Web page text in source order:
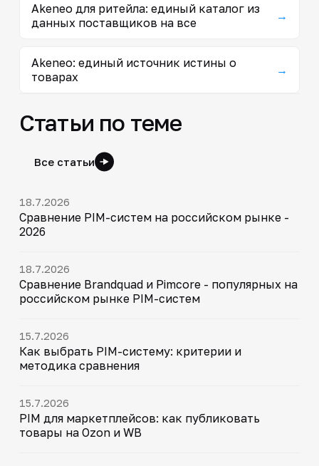
Akeneo для ритейла: единый каталог из
данных поставщиков на все
→
Akeneo: единый источник истины о
товарах
→
Статьи по теме
Все статьи
18.7.2026
Сравнение PIM-систем на российском рынке -
2026
18.7.2026
Сравнение Brandquad и Pimcore - популярных на
российском рынке PIM-систем
15.7.2026
Как выбрать PIM-систему: критерии и
методика сравнения
15.7.2026
PIM для маркетплейсов: как публиковать
товары на Ozon и WB